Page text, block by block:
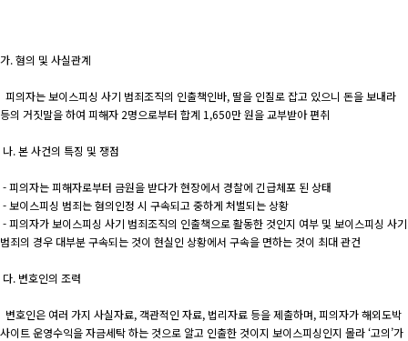
가. 혐의 및 사실관계
피의자는 보이스피싱 사기 범죄조직의 인출책인바, 딸을 인질로 잡고 있으니 돈을 보내라
등의 거짓말을 하여 피해자 2명으로부터 합계 1,650만 원을 교부받아 편취
나. 본 사건의 특징 및 쟁점
- 피의자는 피해자로부터 금원을 받다가 현장에서 경찰에 긴급체포 된 상태
- 보이스피싱 범죄는 혐의인정 시 구속되고 중하게 처벌되는 상황
- 피의자가 보이스피싱 사기 범죄조직의 인출책으로 활동한 것인지 여부 및 보이스피싱 사기
범죄의 경우 대부분 구속되는 것이 현실인 상황에서 구속을 면하는 것이 최대 관건
다. 변호인의 조력
변호인은 여러 가지 사실자료, 객관적인 자료, 법리자료 등을 제출하며, 피의자가 해외도박
사이트 운영수익을 자금세탁 하는 것으로 알고 인출한 것이지 보이스피싱인지 몰라 ‘고의’가